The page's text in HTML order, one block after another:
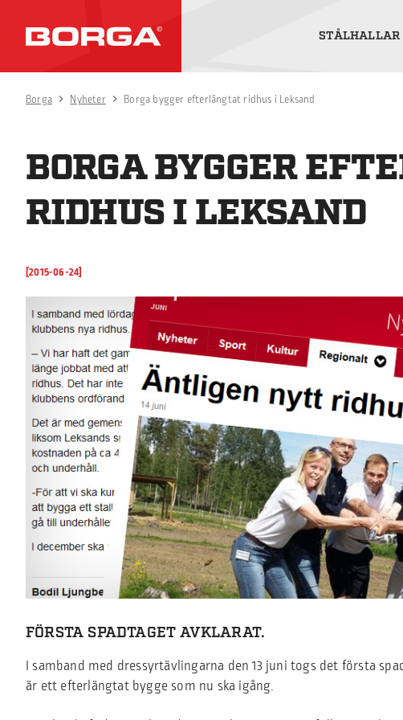
STÅLHALLAR
Borga Nyheter Borga bygger efterlängtat ridhus i Leksand
BORGA BYGGER
RIDHUS I LEKSAND
[2015-06-24]
FÖRSTA SPADTAGET AVKLARAT.
I samband med dressyrtävlingarna den 13 juni togs det första
är ett efterlängtat bygge som nu ska igång.